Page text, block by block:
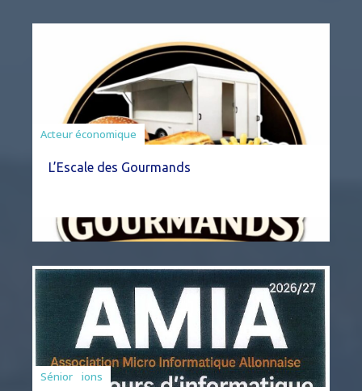
Acteur économique
L’Escale des Gourmands
Associations
Sénior